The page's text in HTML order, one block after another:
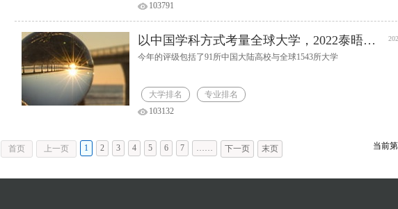
103791
以中国学科方式考量全球大学，2022泰晤士高等教育中国学科评级发布
今年的评级包括了91所中国大陆高校与全球1543所大学
大学排名
专业排名
103132
末页
下一页
……
7
6
5
4
3
2
1
上一页
首页 当前第